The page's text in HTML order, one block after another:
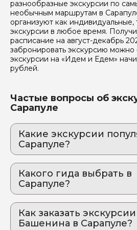
разнообразные экскурсии по
необычным маршрутам в
организуют как индивидуальные,
экскурсии в любое время.
расписание на август-декабрь
забронировать экскурсию
экскурсии на «Идем и Едем»
рублей.
Частые вопросы об
Сарапуле
Какие экскурсии
Сарапуле?
Увлекательная прогулка по
Маргариты Воронцовой.
истории любви Маргариты и
старого города.
Какого гида выбрать в
Сарапуле?
Как заказать
Башенина в Сарапуле?